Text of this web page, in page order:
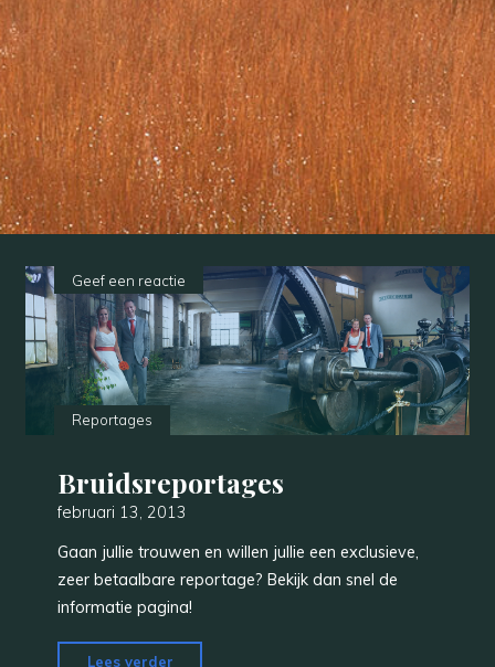
Reportages
Geef een reactie
Bruidsreportages
februari 13, 2013
Gaan jullie trouwen en willen jullie een exclusieve,
zeer betaalbare reportage? Bekijk dan snel de
informatie pagina!
Lees verder